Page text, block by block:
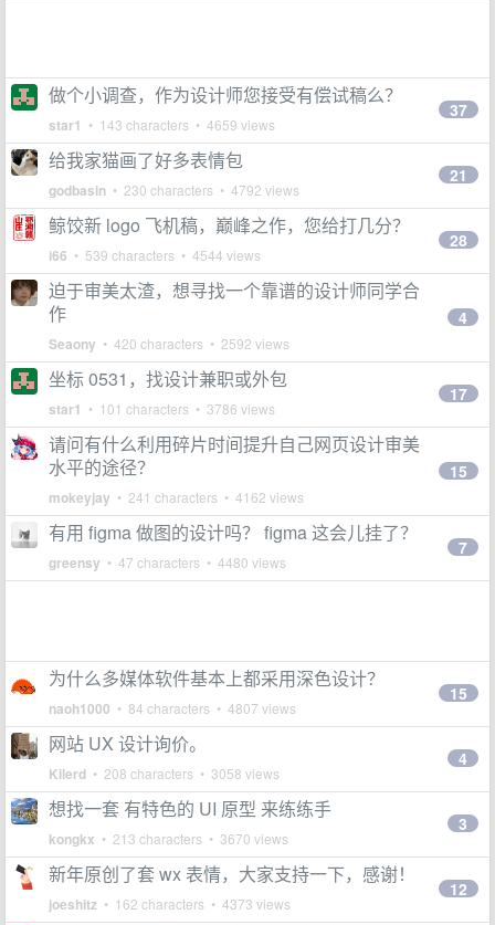
做个小调查，作为设计师您接受有偿试稿么？
star1 • 143 characters • 4659 views
37
给我家猫画了好多表情包
godbasin • 230 characters • 4792 views
21
鲸饺新 logo 飞机稿，巅峰之作，您给打几分？
i66 • 539 characters • 4544 views
28
迫于审美太渣，想寻找一个靠谱的设计师同学合
作
Seaony • 420 characters • 2592 views
4
坐标 0531，找设计兼职或外包
star1 • 101 characters • 3786 views
17
请问有什么利用碎片时间提升自己网页设计审美
水平的途径？
mokeyjay • 241 characters • 4162 views
15
有用 figma 做图的设计吗？ figma 这会儿挂了？
greensy • 47 characters • 4480 views
7
为什么多媒体软件基本上都采用深色设计？
naoh1000 • 84 characters • 4807 views
15
网站 UX 设计询价。
Kilerd • 208 characters • 3058 views
4
想找一套 有特色的 UI 原型 来练练手
kongkx • 213 characters • 3670 views
3
新年原创了套 wx 表情，大家支持一下，感谢！
joeshitz • 162 characters • 4373 views
12